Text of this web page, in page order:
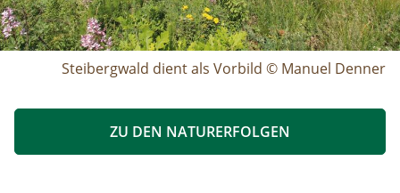
Steibergwald dient als Vorbild © Manuel Denner
ZU DEN NATURERFOLGEN